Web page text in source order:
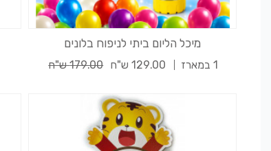
מיכל הליום ביתי לניפוח בלונים
1 במארז 129.00 ש"ח 179.00 ש"ח